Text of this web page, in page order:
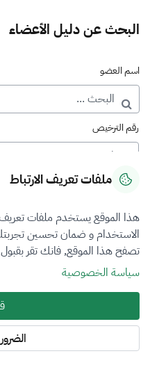
البحث عن دليل الأعضاء
اسم العضو
رقم الترخيص
رقم العضوية
فرع التقييم
الكل
نوع العضوية
الكل
المنطقة
ملفات تعريف الارتباط
هذا الموقع يستخدم ملفات تعريف
الاستخدام و ضمان تحسين
تصفح هذا الموقع, فانك تقر
سياسة الخصوصية